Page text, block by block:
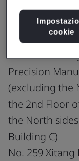
ISO
Suzhou
Precision
(excluding the
the 2nd Floor
the North
Building C)
No. 259 Xitang
cookie